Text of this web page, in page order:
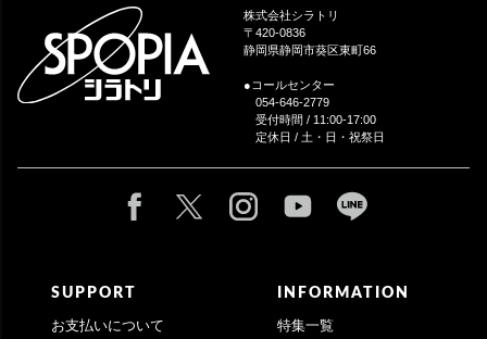
株式会社シラトリ
〒420-0836
静岡県静岡市葵区東町66
●コールセンター
054-646-2779
受付時間 / 11:00-17:00
定休日 / 土・日・祝祭日
SUPPORT
お支払いについて
INFORMATION
特集一覧